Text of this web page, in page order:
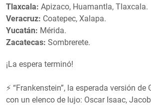
Tlaxcala: Apizaco, Huamantla, Tlaxcala.
Veracruz: Coatepec, Xalapa.
Yucatán: Mérida.
Zacatecas: Sombrerete.
¡La espera terminó!
⚡️ “Frankenstein”, la esperada versión de
con un elenco de lujo: Oscar Isaac,